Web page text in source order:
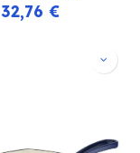
32,76 €